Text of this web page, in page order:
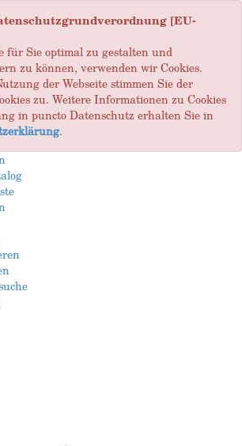
[EU-
für Sie optimal zu gestalten und
zu können, verwenden wir Cookies.
der Webseite stimmen Sie der
zu. Weitere Informationen zu Cookies
in puncto Datenschutz erhalten Sie in
.